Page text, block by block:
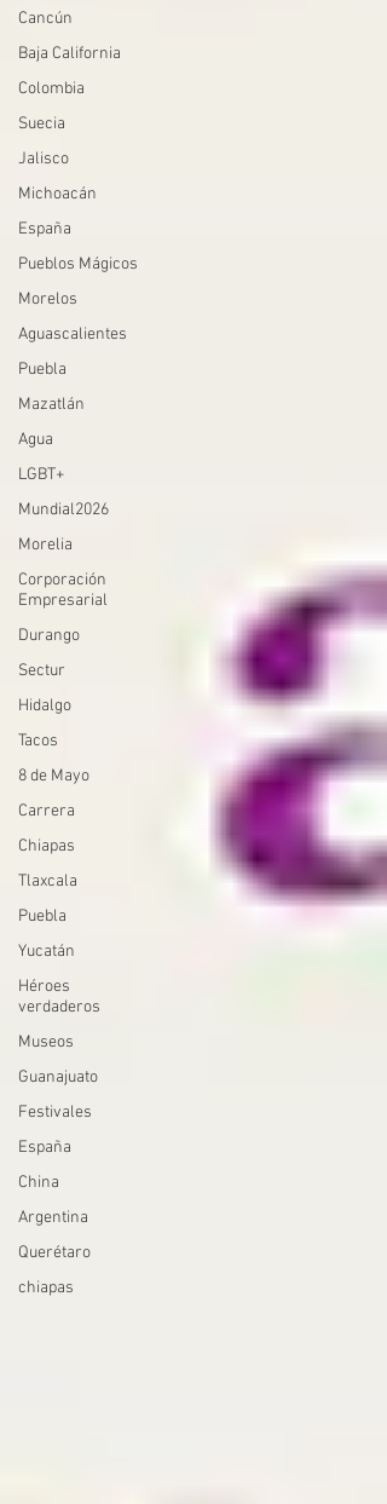
Cancún
Baja California
Colombia
Suecia
Jalisco
Michoacán
España
Pueblos Mágicos
Morelos
Aguascalientes
Puebla
Mazatlán
Agua
LGBT+
Mundial2026
Morelia
Corporación
Empresarial
Durango
Sectur
Hidalgo
Tacos
8 de Mayo
Carrera
Chiapas
Tlaxcala
Puebla
Yucatán
Héroes
verdaderos
Museos
Guanajuato
Festivales
España
China
Argentina
Querétaro
chiapas